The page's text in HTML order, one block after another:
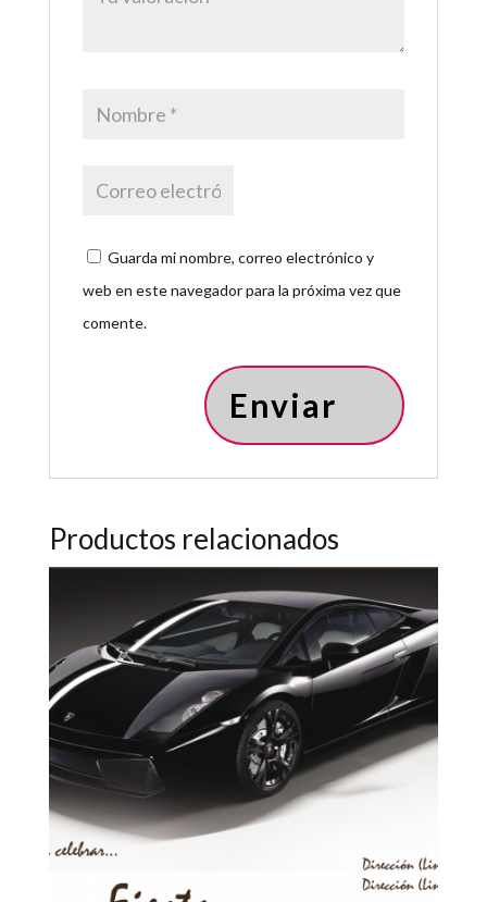
Guarda mi nombre, correo electrónico y
web en este navegador para la próxima vez que
comente.
Productos relacionados